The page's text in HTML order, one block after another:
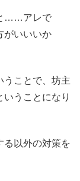
……アレで
いいいか
うことで、坊主
うことになり
る以外の対策を